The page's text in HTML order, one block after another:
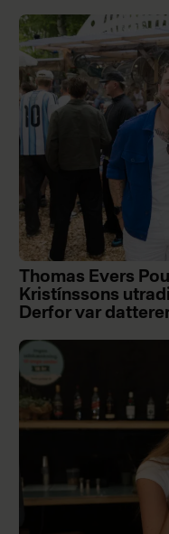
Thomas Evers
Kristínssons
Derfor var